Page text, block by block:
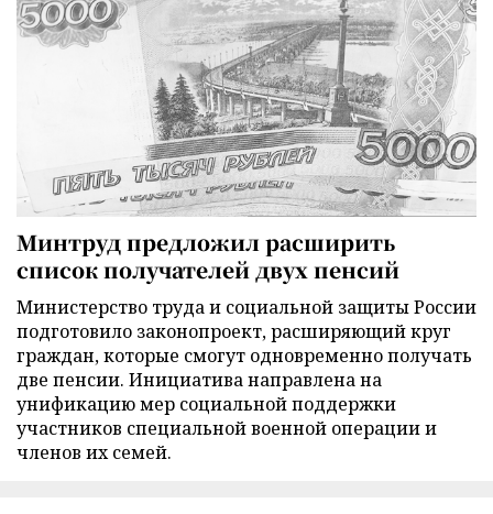
Минтруд предложил расширить
список получателей двух пенсий
Министерство труда и социальной защиты России
подготовило законопроект, расширяющий круг
граждан, которые смогут одновременно получать
две пенсии. Инициатива направлена на
унификацию мер социальной поддержки
участников специальной военной операции и
членов их семей.